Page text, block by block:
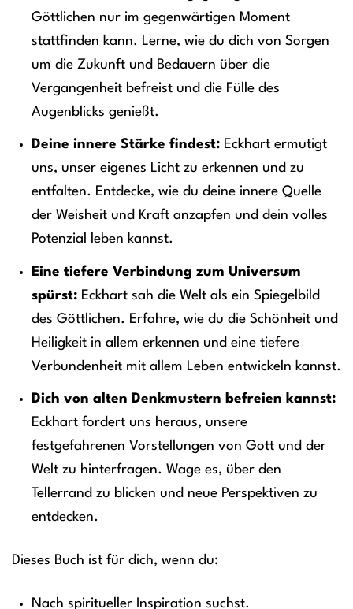
Göttlichen nur im gegenwärtigen Moment
stattfinden kann. Lerne, wie du dich von Sorgen
um die Zukunft und Bedauern über die
Vergangenheit befreist und die Fülle des
Augenblicks genießt.
Deine innere Stärke findest:Eckhart ermutigt
uns, unser eigenes Licht zu erkennen und zu
entfalten. Entdecke, wie du deine innere Quelle
der Weisheit und Kraft anzapfen und dein volles
Potenzial leben kannst.
Eine tiefere Verbindung zum Universum
spürst:Eckhart sah die Welt als ein Spiegelbild
des Göttlichen. Erfahre, wie du die Schönheit und
Heiligkeit in allem erkennen und eine tiefere
Verbundenheit mit allem Leben entwickeln kannst.
Dich von alten Denkmustern befreien kannst:
Eckhart fordert uns heraus, unsere
festgefahrenen Vorstellungen von Gott und der
Welt zu hinterfragen. Wage es, über den
Tellerrand zu blicken und neue Perspektiven zu
entdecken.
Dieses Buch ist für dich, wenn du:
Nach spiritueller Inspiration suchst.